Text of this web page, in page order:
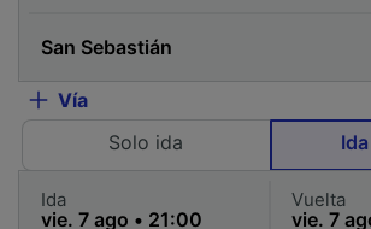
Vía
Solo ida
Ida Vuelta